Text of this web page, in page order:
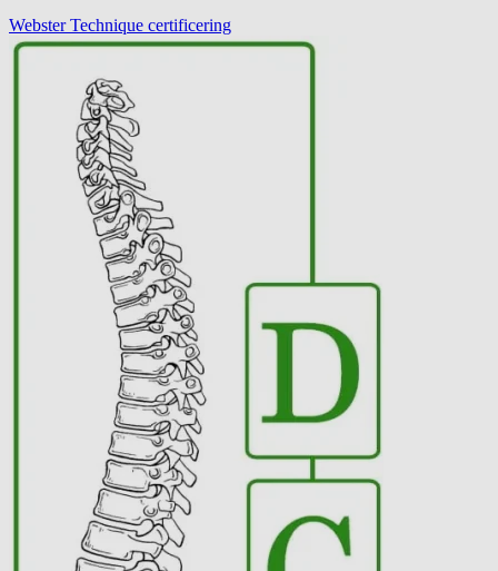
Webster Technique certificering